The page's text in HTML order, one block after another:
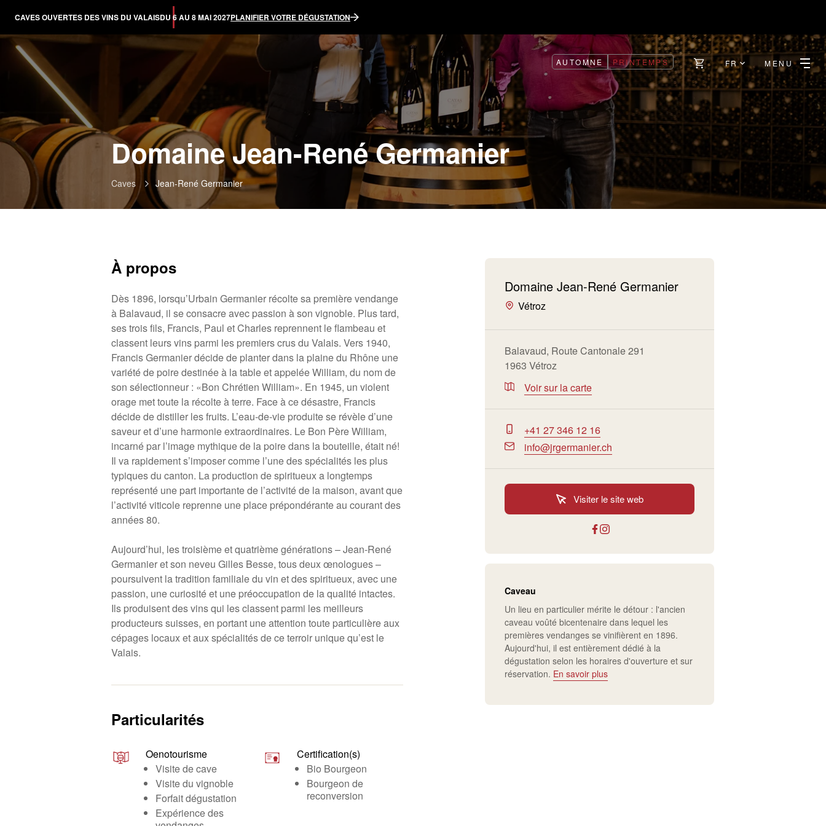
CAVES OUVERTES DES VINS DU VALAISDU 6 AU 8 MAI 2027PLANIFIER VOTRE DÉGUSTATION
AUTOMNE PRINTEMPS FR MENU
Domaine Jean-René Germanier
Caves Jean-René Germanier
À propos
Dès 1896, lorsqu’Urbain Germanier récolte sa première vendange
à Balavaud, il se consacre avec passion à son vignoble. Plus tard,
ses trois fils, Francis, Paul et Charles reprennent le flambeau et
classent leurs vins parmi les premiers crus du Valais. Vers 1940,
Francis Germanier décide de planter dans la plaine du Rhône une
variété de poire destinée à la table et appelée William, du nom de
son sélectionneur : «Bon Chrétien William». En 1945, un violent
orage met toute la récolte à terre. Face à ce désastre, Francis
décide de distiller les fruits. L’eau-de-vie produite se révèle d’une
saveur et d’une harmonie extraordinaires. Le Bon Père William,
incarné par l’image mythique de la poire dans la bouteille, était né!
Il va rapidement s’imposer comme l’une des spécialités les plus
typiques du canton. La production de spiritueux a longtemps
représenté une part importante de l’activité de la maison, avant que
l’activité viticole reprenne une place prépondérante au courant des
années 80.
Aujourd’hui, les troisième et quatrième générations – Jean-René
Germanier et son neveu Gilles Besse, tous deux œnologues –
poursuivent la tradition familiale du vin et des spiritueux, avec une
passion, une curiosité et une préoccupation de la qualité intactes.
Ils produisent des vins qui les classent parmi les meilleurs
producteurs suisses, en portant une attention toute particulière aux
cépages locaux et aux spécialités de ce terroir unique qu’est le
Valais.
Particularités
Oenotourisme
Visite de cave
Visite du vignoble
Forfait dégustation
Expérience des
Certification(s)
Bio Bourgeon
Bourgeon de
reconversion
Domaine Jean-René Germanier
Vétroz
Balavaud, Route Cantonale 291
1963 Vétroz
Voir sur la carte
+41 27 346 12 16
info@jrgermanier.ch
Visiter le site web
Caveau
Un lieu en particulier mérite le détour : l'ancien
caveau voûté bicentenaire dans lequel les
premières vendanges se vinifièrent en 1896.
Aujourd'hui, il est entièrement dédié à la
dégustation selon les horaires d'ouverture et sur
réservation. En savoir plus